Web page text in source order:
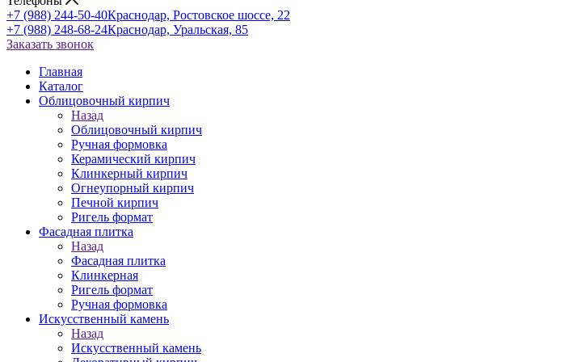
+7 (988) 244-50-40Краснодар, Ростовское шоссе, 22
+7 (988) 248-68-24Краснодар, Уральская, 85
Заказать звонок
Главная
Каталог
Облицовочный кирпич
Назад
Облицовочный кирпич
Ручная формовка
Керамический кирпич
Клинкерный кирпич
Огнеупорный кирпич
Печной кирпич
Ригель формат
Фасадная плитка
Назад
Фасадная плитка
Клинкерная
Ригель формат
Ручная формовка
Искусственный камень
Назад
Искусственный камень